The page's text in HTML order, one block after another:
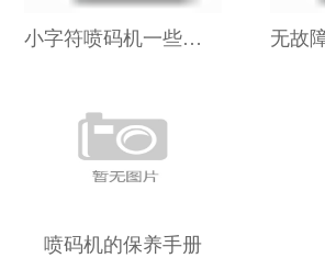
小字符喷码机一些小故障及解决方案
喷码机的保养手册